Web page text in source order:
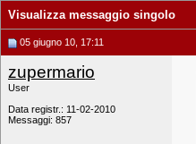
Visualizza messaggio singolo
05 giugno 10, 17:11
zupermario
User
Data registr.: 11-02-2010
Messaggi: 857